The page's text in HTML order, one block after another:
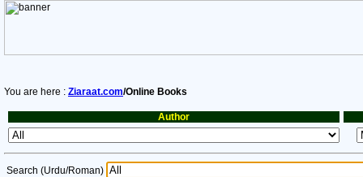
You are here : Ziaraat.com/Online Books
Author
Search (Urdu/Roman)